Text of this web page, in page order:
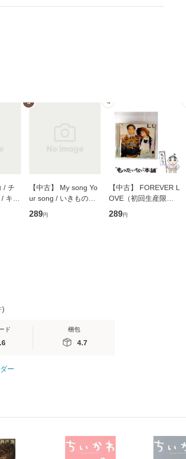
/ チ
キュ
料】
3
【中古】 My song Yo
ur song / いきものが
かり / [CD]【メール便
送料無料】
289円
4
【中古】 FOREVER L
OVE（初回生産限定
盤） / 清水翔太×加藤
ミリヤ / [CD]【メール
289円
)
ド 梱包
4.7
ー